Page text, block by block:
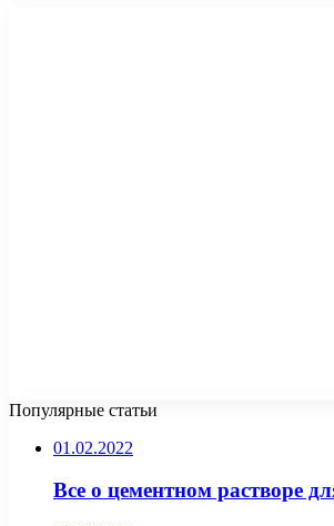
Популярные статьи
01.02.2022
Все о цементном растворе